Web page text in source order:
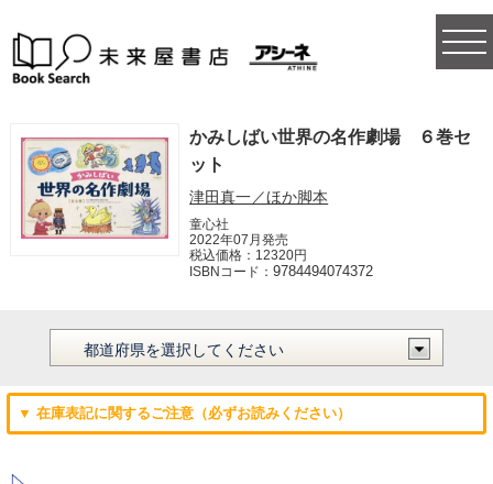
かみしばい世界の名作劇場 ６巻セ
ット
津田真一／ほか脚本
童心社
2022年07月発売
税込価格：12320円
ISBNコード：9784494074372
▼ 在庫表記に関するご注意（必ずお読みください）